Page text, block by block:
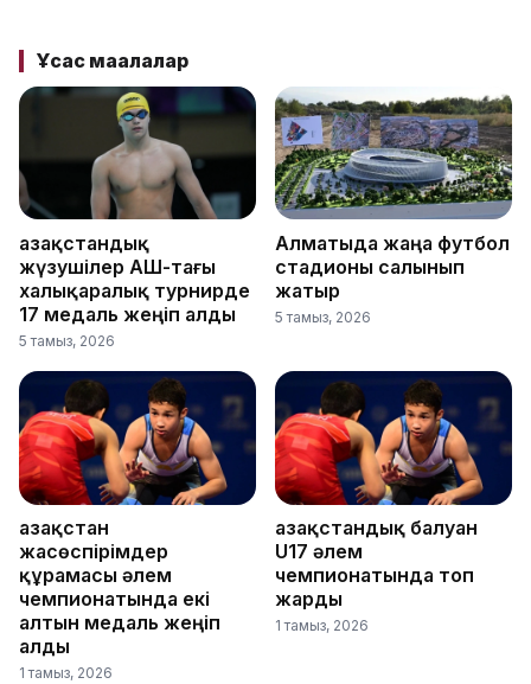
Ұқсас мақалалар
Қазақстандық
жүзушілер АҚШ-тағы
халықаралық турнирде
17 медаль жеңіп алды
5 тамыз, 2026
Алматыда жаңа футбол
стадионы салынып
жатыр
5 тамыз, 2026
Қазақстан
жасөспірімдер
құрамасы әлем
чемпионатында екі
алтын медаль жеңіп
алды
1 тамыз, 2026
Қазақстандық балуан
U17 әлем
чемпионатында топ
жарды
1 тамыз, 2026